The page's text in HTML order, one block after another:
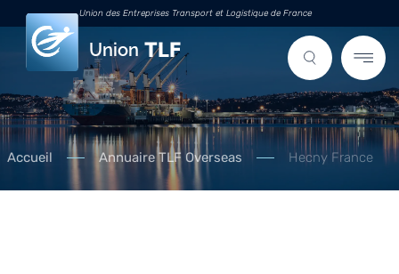
Union des Entreprises Transport et Logistique de France
Union
Accueil Annuaire TLF Overseas Hecny France